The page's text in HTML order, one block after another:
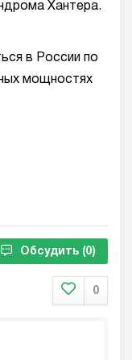
Хантера.
в России по
мощностях
Обсудить (0)
0